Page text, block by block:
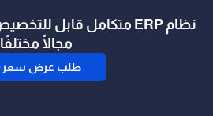
مجالًا مختلفًا
طلب عرض سعر